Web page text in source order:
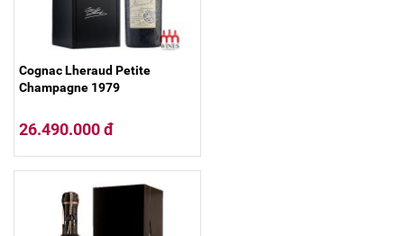
Cognac Lheraud Petite
Champagne 1979
26.490.000 đ